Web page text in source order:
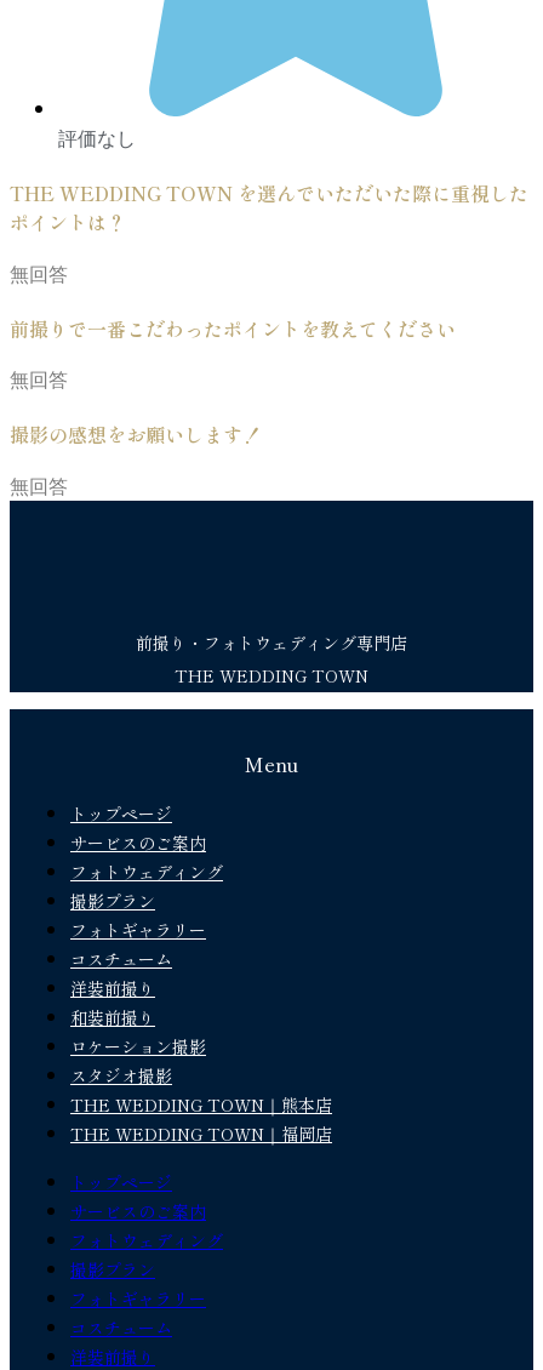
評価なし
THE WEDDING TOWN を選んでいただいた際に重視した
ポイントは？
無回答
前撮りで一番こだわったポイントを教えてください
無回答
撮影の感想をお願いします！
無回答
前撮り・フォトウェディング専門店
THE WEDDING TOWN
Menu
トップページ
サービスのご案内
フォトウェディング
撮影プラン
フォトギャラリー
コスチューム
洋装前撮り
和装前撮り
ロケーション撮影
スタジオ撮影
THE WEDDING TOWN｜熊本店
THE WEDDING TOWN｜福岡店
トップページ
サービスのご案内
フォトウェディング
撮影プラン
フォトギャラリー
コスチューム
洋装前撮り